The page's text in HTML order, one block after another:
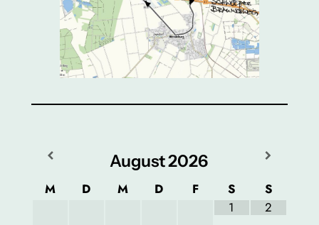
August2026
M D M D F S
S
1
2